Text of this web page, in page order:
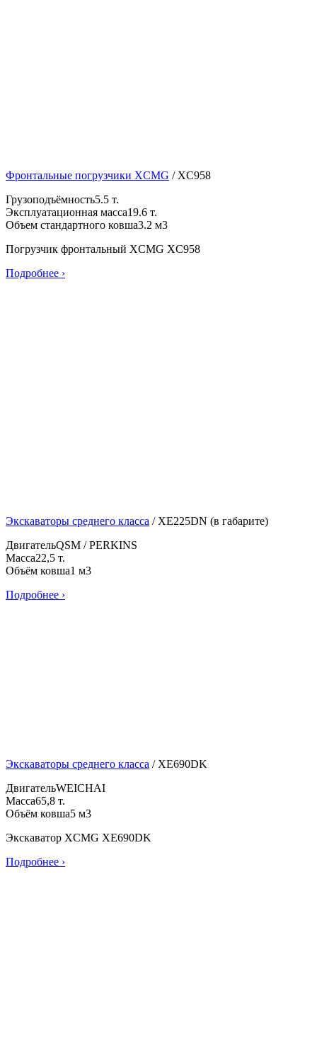
Фронтальные погрузчики XCMG / XC958
Грузоподъёмность5.5 т.
Эксплуатационная масса19.6 т.
Объем стандартного ковша3.2 м3
Погрузчик фронтальный XCMG XC958
Подробнее ›
Экскаваторы среднего класса / XE225DN (в габарите)
ДвигательQSM / PERKINS
Масса22,5 т.
Объём ковша1 м3
Подробнее ›
Экскаваторы среднего класса / XE690DK
ДвигательWEICHAI
Масса65,8 т.
Объём ковша5 м3
Экскаватор XCMG XE690DK
Подробнее ›